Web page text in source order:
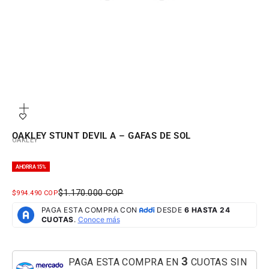
OAKLEY STUNT DEVIL A – GAFAS DE SOL
OAKLEY
AHORRA 15%
PRECIO DE OFERTA
$994.490 COPPRECIO NORMAL
$1.170.000 COP
PAGA ESTA COMPRA EN 3 CUOTAS SIN